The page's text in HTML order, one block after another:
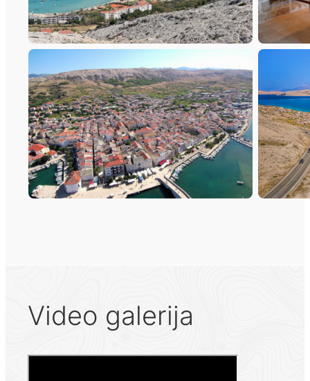
Video galerija